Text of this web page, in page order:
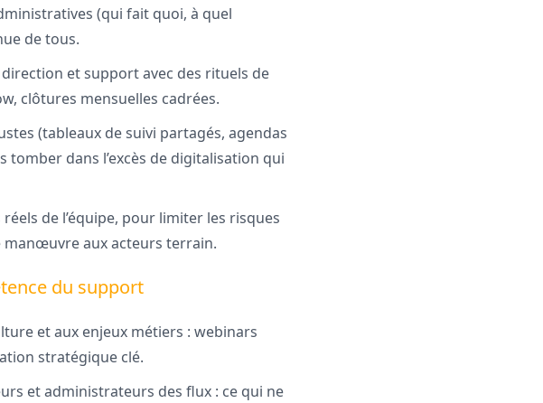
(qui fait quoi, à quel
de tous.
et support avec des rituels de
clôtures mensuelles cadrées.
(tableaux de suivi partagés, agendas
dans l’excès de digitalisation qui
de l’équipe, pour limiter les risques
manœuvre aux acteurs terrain.
du support
et aux enjeux métiers : webinars
stratégique clé.
et administrateurs des flux : ce qui ne